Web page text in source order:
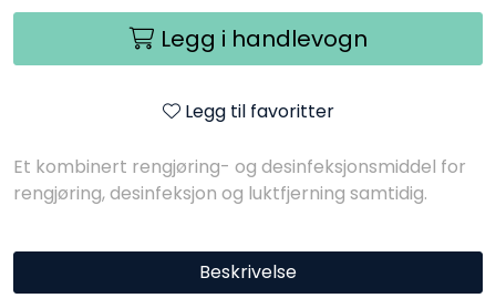
Legg i handlevogn
Legg til favoritter
Et kombinert rengjøring- og desinfeksjonsmiddel for
rengjøring, desinfeksjon og luktfjerning samtidig.
Beskrivelse